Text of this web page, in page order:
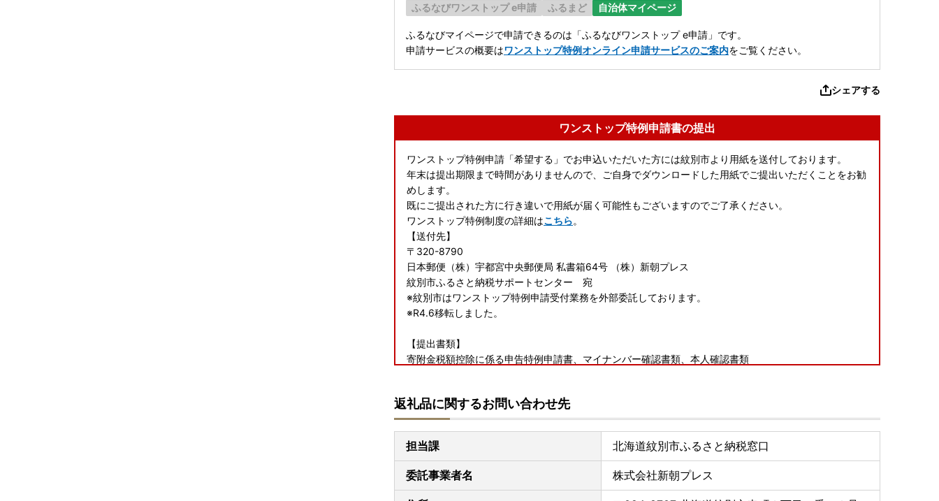
ふるなびワンストップ e申請 ふるまど 自治体マイページ
ふるなびマイページで申請できるのは「ふるなびワンストップ e申請」です。
申請サービスの概要はワンストップ特例オンライン申請サービスのご案内をご覧ください。
シェアする
ワンストップ特例申請書の提出
ワンストップ特例申請「希望する」でお申込いただいた方には紋別市より用紙を送付しております。
年末は提出期限まで時間がありませんので、ご自身でダウンロードした用紙でご提出いただくことをお勧
めします。
既にご提出された方に行き違いで用紙が届く可能性もございますのでご了承ください。
ワンストップ特例制度の詳細はこちら。
【送付先】
〒320-8790
日本郵便（株）宇都宮中央郵便局 私書箱64号 （株）新朝プレス
紋別市ふるさと納税サポートセンター 宛
※紋別市はワンストップ特例申請受付業務を外部委託しております。
※R4.6移転しました。
【提出書類】
寄附金税額控除に係る申告特例申請書、マイナンバー確認書類、本人確認書類
[オンラインワンストップ申請をご利用ください！！]
マイナンバーカードをお持ちの方は「自治体マイページ」よりオンラインで申請いただけます。
書類の作成や郵送が不要。ぜひご利用ください。
返礼品に関するお問い合わせ先
担当課 北海道紋別市ふるさと納税窓口
委託事業者名 株式会社新朝プレス